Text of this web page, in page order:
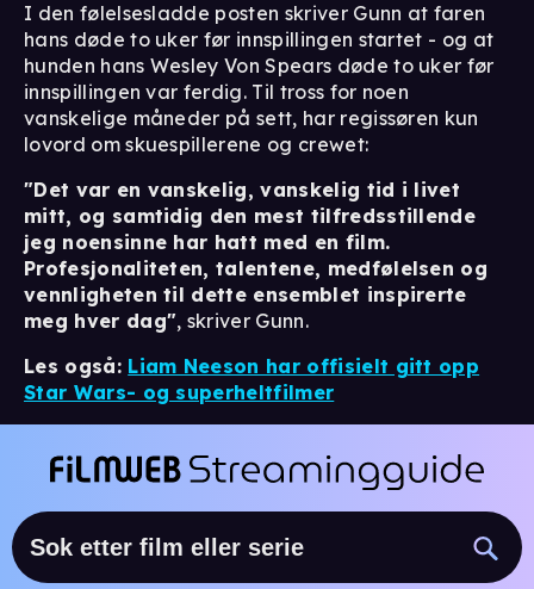
I den følelsesladde posten skriver Gunn at faren
hans døde to uker før innspillingen startet - og at
hunden hans Wesley Von Spears døde to uker før
innspillingen var ferdig. Til tross for noen
vanskelige måneder på sett, har regissøren kun
lovord om skuespillerene og crewet:
"Det var en vanskelig, vanskelig tid i livet
mitt, og samtidig den mest tilfredsstillende
jeg noensinne har hatt med en film.
Profesjonaliteten, talentene, medfølelsen og
vennligheten til dette ensemblet inspirerte
meg hver dag", skriver Gunn.
Les også: Liam Neeson har offisielt gitt opp
Star Wars- og superheltfilmer